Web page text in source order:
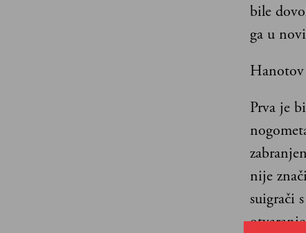
bile
ga u
Prva je
nije
suigrači